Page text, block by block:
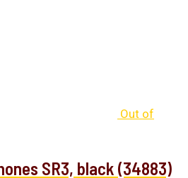
Out of
SR3, black (34883)